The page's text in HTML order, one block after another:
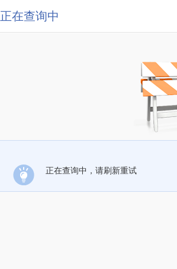
正在查询中
正在查询中，请刷新重试